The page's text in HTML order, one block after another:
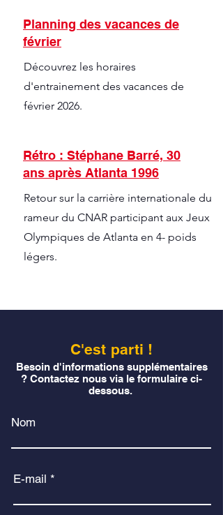
Planning des vacances de
février
Découvrez les horaires
d'entrainement des vacances de
février 2026.
Rétro : Stéphane Barré, 30
ans après Atlanta 1996
Retour sur la carrière internationale du
rameur du CNAR participant aux Jeux
Olympiques de Atlanta en 4- poids
légers.
C'est parti !
Besoin d'informations supplémentaires
? Contactez nous via le formulaire ci-
dessous.
Nom
E-mail